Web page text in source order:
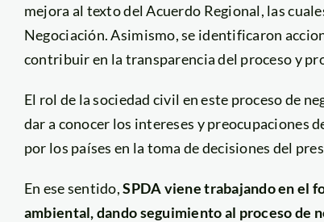
mejora al texto del Acuerdo Regional, las
Negociación. Asimismo, se identificaron
contribuir en la transparencia del proceso y
El rol de la sociedad civil en este proceso de
dar a conocer los intereses y preocupaciones
por los países en la toma de decisiones del
En ese sentido,SPDA viene trabajando en el
ambiental, dando seguimiento al proceso de